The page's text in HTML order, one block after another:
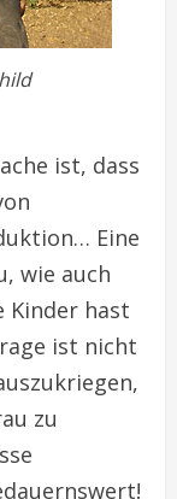
ist, dass
Eine
wie auch
Kinder hast
ist nicht
zu